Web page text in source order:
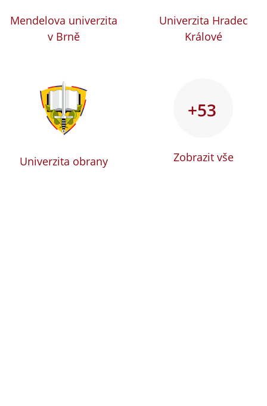
Mendelova univerzita
v Brně
Univerzita Hradec
Králové
Univerzita obrany
+53
Zobrazit vše